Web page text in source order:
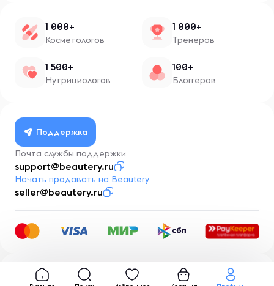
1 000+
Косметологов
1 000+
Тренеров
1 500+
Нутрициологов
100+
Блоггеров
Поддержка
Почта службы поддержки
support@beautery.ru
Начать продавать на Beautery
seller@beautery.ru
Разработка BusinessMentor.ru